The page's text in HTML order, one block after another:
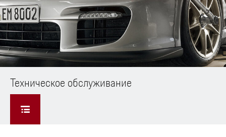
Техническое обслуживание